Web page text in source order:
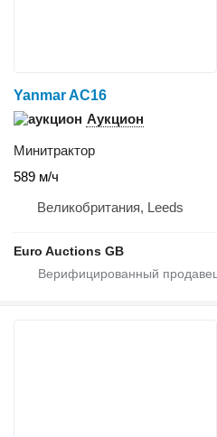
Yanmar AC16
Аукцион
Минитрактор
589 м/ч
Великобритания, Leeds
Euro Auctions GB